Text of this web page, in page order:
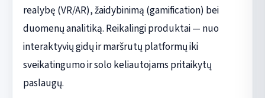
realybę (VR/AR), žaidybinimą (gamification) bei
duomenų analitiką. Reikalingi produktai — nuo
interaktyvių gidų ir maršrutų platformų iki
sveikatingumo ir solo keliautojams pritaikytų
paslaugų.